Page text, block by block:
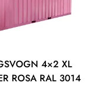
4×2 XL
ROSA RAL 3014